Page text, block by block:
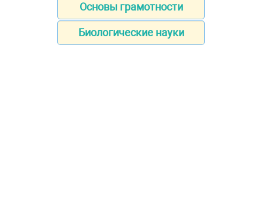
Основы грамотности
Биологические науки